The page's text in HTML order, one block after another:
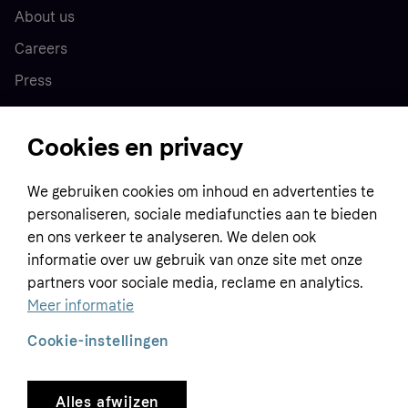
About us
Careers
Press
Home
Customer service
Terms & conditions
Privacy policy
Tracking technology notice
Business
Sell with Klarna
Contact us
Global
Cookies en privacy
We gebruiken cookies om inhoud en advertenties te
personaliseren, sociale mediafuncties aan te bieden
en ons verkeer te analyseren. We delen ook
informatie over uw gebruik van onze site met onze
partners voor sociale media, reclame en analytics.
Meer informatie
Alles afwijzen
Cookie-instellingen